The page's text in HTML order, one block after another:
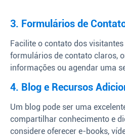
3. Formulários de
Facilite o contato dos
formulários de contato claros,
informações ou agendar uma
4. Blog e Recursos
Um blog pode ser uma
compartilhar conhecimento e
considere oferecer e-books,